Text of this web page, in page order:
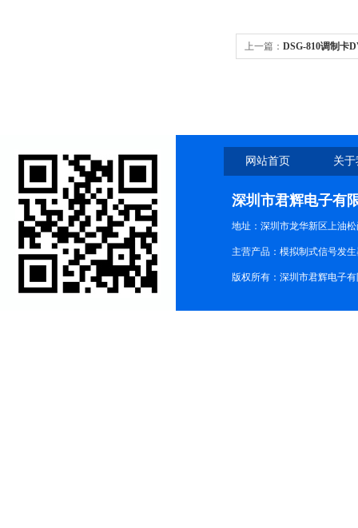
上一篇： DSG-810调制卡
网站首页 关
深圳市君辉电子有
地址：深圳市龙华新区上油松
主营产品：模拟制式信号发
版权所有：深圳市君辉电子